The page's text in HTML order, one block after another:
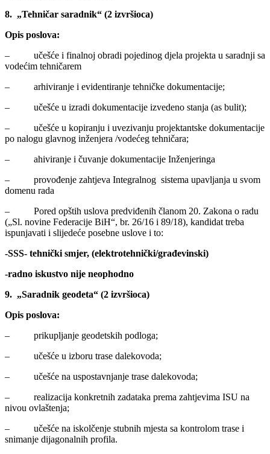
8. „Tehničar saradnik“ (2 izvršioca)
Opis poslova:
– učešće i finalnoj obradi pojedinog djela projekta u saradnji sa
vodećim tehničarem
– arhiviranje i evidentiranje tehničke dokumentacije;
– učešće u izradi dokumentacije izvedeno stanja (as bulit);
– učešće u kopiranju i uvezivanju projektantske dokumentacije
po nalogu glavnog inženjera /vodećeg tehničara;
– ahiviranje i čuvanje dokumentacije Inženjeringa
– provođenje zahtjeva Integralnog sistema upavljanja u svom
domenu rada
– Pored opštih uslova predviđenih članom 20. Zakona o radu
(„Sl. novine Federacije BiH“, br. 26/16 i 89/18), kandidat treba
ispunjavati i slijedeće posebne uslove i to:
-SSS- tehnički smjer, (elektrotehnički/građevinski)
-radno iskustvo nije neophodno
9. „Saradnik geodeta“ (2 izvršioca)
Opis poslova:
– prikupljanje geodetskih podloga;
– učešće u izboru trase dalekovoda;
– učešće na uspostavnjanje trase dalekovoda;
– realizacija konkretnih zadataka prema zahtjevima ISU na
nivou ovlaštenja;
– učešće na iskolčenje stubnih mjesta sa kontrolom trase i
snimanje dijagonalnih profila.